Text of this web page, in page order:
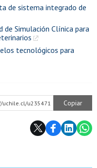
de sistema integrado de
de Simulación Clínica para
tecnológicos para
uchile.cl/u235471 Copiar